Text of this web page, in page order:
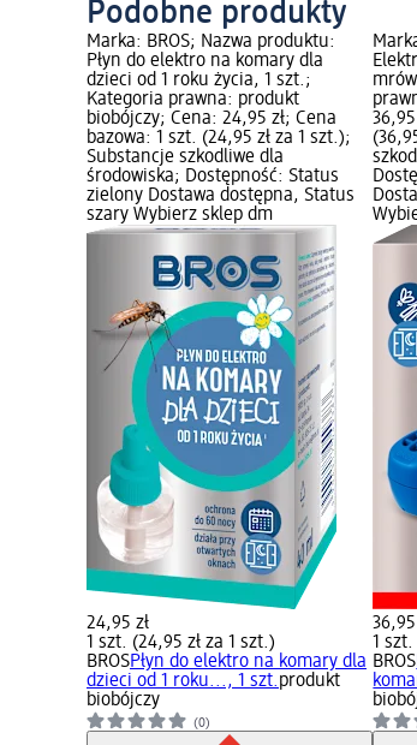
Podobne produkty
Marka: BROS; Nazwa produktu:
Płyn do elektro na komary dla
dzieci od 1 roku życia, 1 szt.;
Kategoria prawna: produkt
biobójczy; Cena: 24,95 zł; Cena
bazowa: 1 szt. (24,95 zł za 1 szt.);
Substancje szkodliwe dla
środowiska; Dostępność: Status
zielony Dostawa dostępna, Status
szary Wybierz sklep dm
24,95 zł
1 szt. (24,95 zł za 1 szt.)
BROSPłyn do elektro na komary dla
dzieci od 1 roku..., 1 szt.produkt
biobójczy
(0)
36,95
1 szt.
BROS